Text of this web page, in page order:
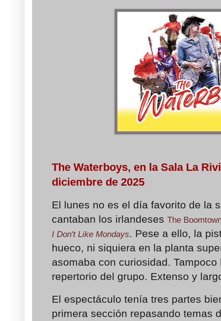
The Waterboys, en la Sala La
diciembre de 2025
El lunes no es el día favorito de la
cantaban los irlandeses The
I Don't Like Mondays. Pese a ello, la
hueco, ni siquiera en la planta
asomaba con curiosidad.
repertorio del grupo. Extenso y
El espectáculo tenía tres partes
primera sección repasando temas